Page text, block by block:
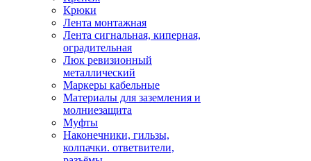
Крюки
Лента монтажная
Лента сигнальная, киперная,
оградительная
Люк ревизионный
металлический
Маркеры кабельные
Материалы для заземления и
молниезащита
Муфты
Наконечники, гильзы,
колпачки. ответвители,